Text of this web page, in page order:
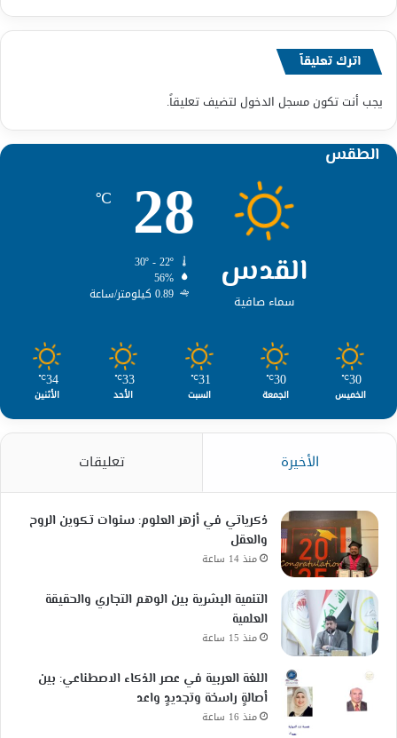
اترك تعليقاً
يجب أنت تكونمسجل الدخول لتضيف تعليقاً.
الطقس
القدس
سماء صافية
28
℃
56%
0.89 كيلومتر/ساعة
30
℃
الخميس
30
℃
الجمعة
31
℃
السبت
33
℃
الأحد
34
℃
الأثنين
الأخيرة تعليقات
ذكرياتي في أزهر العلوم: سنوات تكوين الروح
والعقل
منذ 14 ساعة
التنمية البشرية بين الوهم التجاري والحقيقة
العلمية
منذ 15 ساعة
اللغة العربية في عصر الذكاء الاصطناعي: بين
أصالةٍ راسخة وتجديدٍ واعد
منذ 16 ساعة